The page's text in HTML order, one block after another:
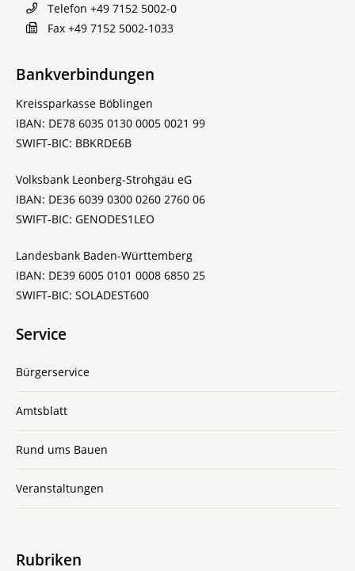
Telefon +49 7152 5002-0
Fax +49 7152 5002-1033
Bankverbindungen
Kreissparkasse Böblingen
IBAN: DE78 6035 0130 0005 0021 99
SWIFT-BIC: BBKRDE6B
Volksbank Leonberg-Strohgäu eG
IBAN: DE36 6039 0300 0260 2760 06
SWIFT-BIC: GENODES1LEO
Landesbank Baden-Württemberg
IBAN: DE39 6005 0101 0008 6850 25
SWIFT-BIC: SOLADEST600
Service
Bürgerservice
Amtsblatt
Rund ums Bauen
Veranstaltungen
Rubriken